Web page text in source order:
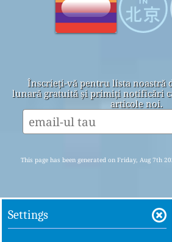
Înscrieți-vă pentru lista noastră
lunară gratuită și primiți notificări
articole noi.
This page has been generated on Friday, Aug 7th
Settings